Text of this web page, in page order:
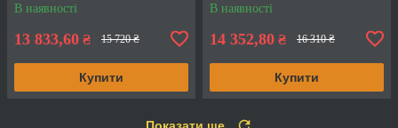
В наявності
13 833,60 ₴ 15 720 ₴
Купити
В наявності
14 352,80 ₴ 16 310 ₴
Купити